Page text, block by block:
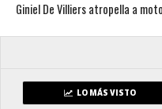
Giniel De Villiers atropella a
LO MÁS VISTO